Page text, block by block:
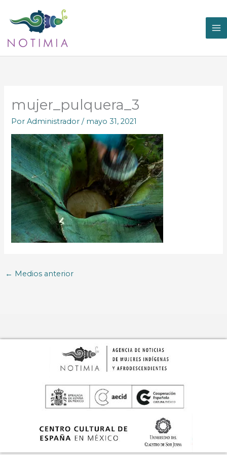
contenido
mujer_pulquera_3
PorAdministrador/ mayo 31, 2021
← Medios anterior